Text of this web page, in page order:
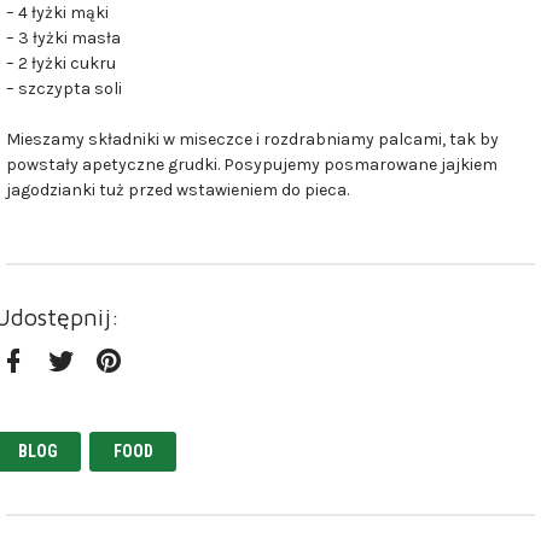
– 4 łyżki mąki
– 3 łyżki masła
– 2 łyżki cukru
– szczypta soli
Mieszamy składniki w miseczce i rozdrabniamy palcami, tak by
powstały apetyczne grudki. Posypujemy posmarowane jajkiem
jagodzianki tuż przed wstawieniem do pieca.
BLOG FOOD